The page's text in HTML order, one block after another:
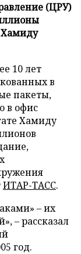
(ЦРУ)
Хамиду
10 лет
в
пакеты,
в офис
Хамиду
ИТАР-ТАСС.
–их
–рассказал
год.